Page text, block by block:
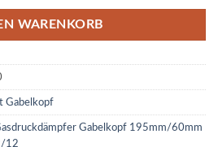
WARENKORB
Gabelkopf
Gabelkopf 195mm/60mm
12